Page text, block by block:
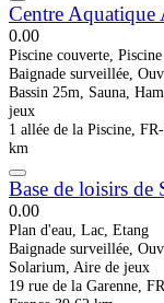
Centre Aquatique
0.00
Piscine couverte,
Baignade surveillée,
Bassin 25m, Sauna,
jeux
1 allée de la Piscine,
km
Base de loisirs de
0.00
Plan d'eau, Lac, Etang
Baignade surveillée,
Solarium, Aire de jeux
19 rue de la Garenne,